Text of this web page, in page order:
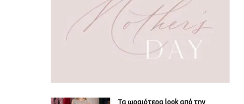
Τα ωραιότερα look από την